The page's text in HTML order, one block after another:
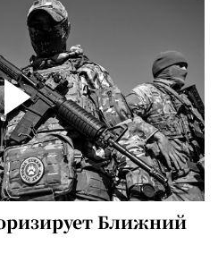
Ближний